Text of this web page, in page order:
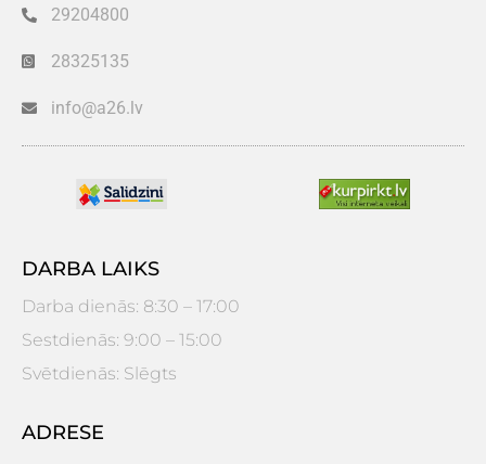
29204800
28325135
info@a26.lv
DARBA LAIKS
Darba dienās: 8:30 – 17:00
Sestdienās: 9:00 – 15:00
Svētdienās: Slēgts
ADRESE